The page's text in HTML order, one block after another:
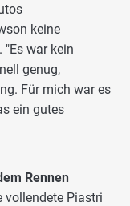
keine
"Es war kein
genug,
Für mich war es
ein gutes
Rennen
vollendete Piastri